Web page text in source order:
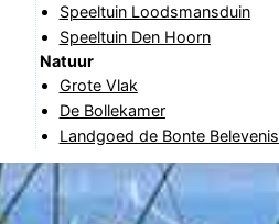
Speeltuin Loodsmansduin
Speeltuin Den Hoorn
Natuur
Grote Vlak
De Bollekamer
Landgoed de Bonte Belevenis